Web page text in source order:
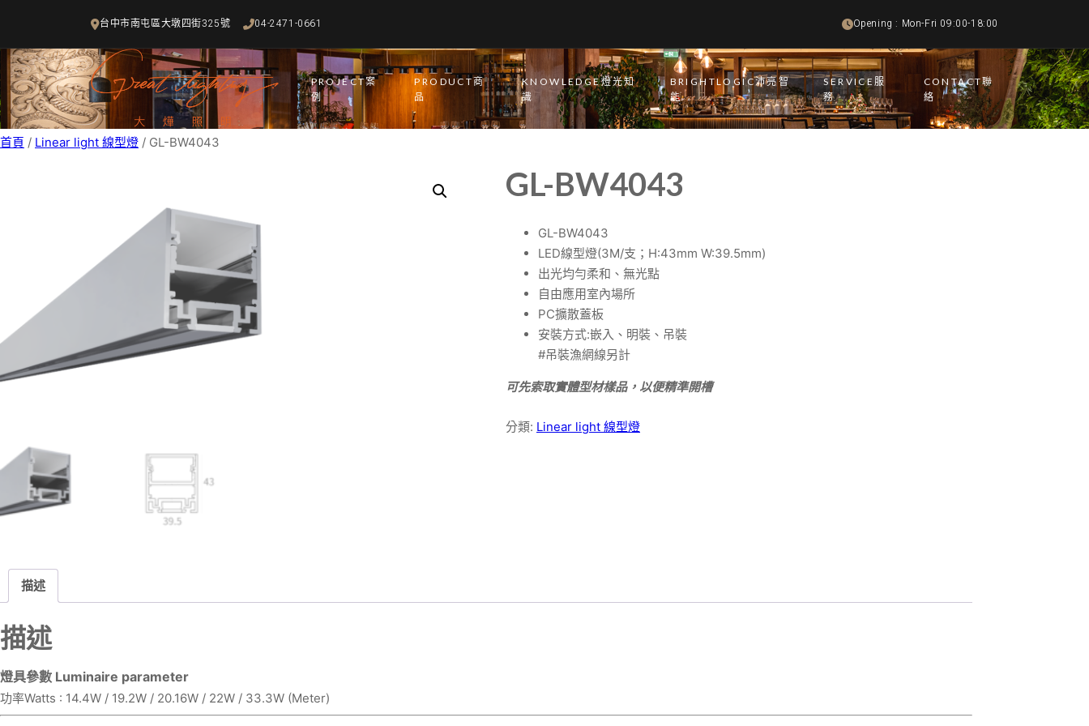
主
要
內
容
台中市南屯區大墩四街325號 04-2471-0661 Opening : Mon-Fri 09:00-18:00
PROJECT案
例
PRODUCT商
品
KNOWLEDGE燈光知
識
BRIGHTLOGIC沛亮智
能
SERVICE服
務
CONTACT聯
絡
首頁 / Linear light 線型燈 / GL-BW4043
GL-BW4043
GL-BW4043
LED線型燈(3M/支；H:43mm W:39.5mm)
出光均勻柔和、無光點
自由應用室內場所
PC擴散蓋板
安裝方式:嵌入、明裝、吊裝
#吊裝漁網線另計
可先索取實體型材樣品，以便精準開槽
分類: Linear light 線型燈
描述
描述
燈具參數 Luminaire parameter
功率Watts : 14.4W / 19.2W / 20.16W / 22W / 33.3W (Meter)